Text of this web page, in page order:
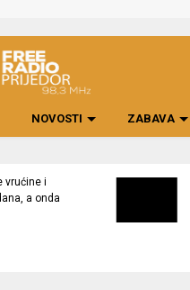
NOVOSTI ZABAVA
vrućine i
a onda